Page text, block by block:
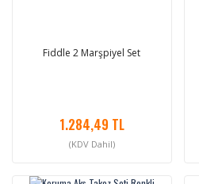
Fiddle 2 Marşpiyel Set
1.284,49 TL
(KDV Dahil)